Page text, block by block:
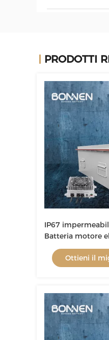
PRODOTTI
IP67
Batteria motore
imbarcazioni 1
Batteria al litio
LiFePo4
Ottieni il